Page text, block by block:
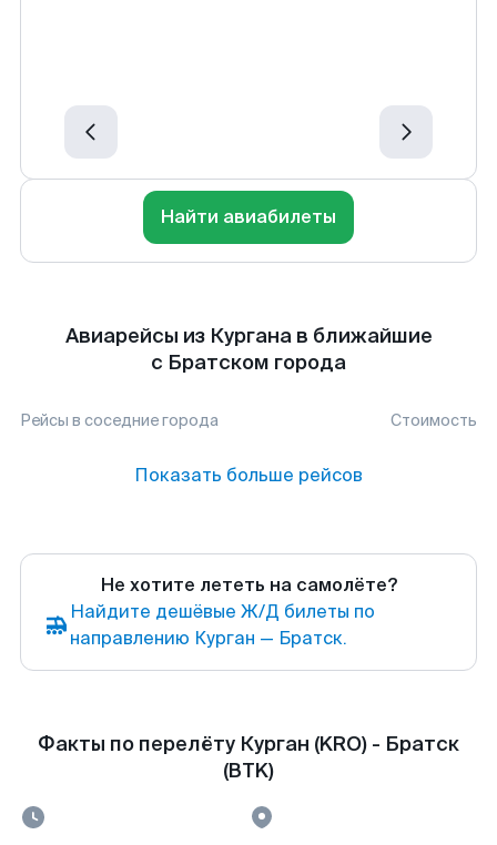
Найти авиабилеты
Авиарейсы из Кургана в ближайшие
с Братском города
Рейсы в соседние города Стоимость
Показать больше рейсов
Не хотите лететь на самолёте?
Найдите дешёвые Ж/Д билеты по
направлению Курган — Братск.
Факты по перелёту Курган (KRO) - Братск
(BTK)